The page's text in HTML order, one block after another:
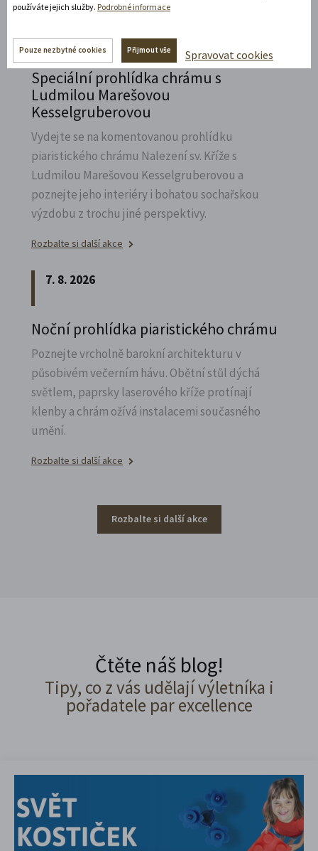
Speciální prohlídka chrámu s
Ludmilou Marešovou
Kesselgruberovou
Vydejte se na komentovanou prohlídku
piaristického chrámu Nalezení sv. Kříže s
Ludmilou Marešovou Kesselgruberovou a
poznejte jeho interiéry i bohatou sochařskou
výzdobu z trochu jiné perspektivy.
Rozbalte si další akce
7. 8. 2026
Noční prohlídka piaristického chrámu
Poznejte vrcholně barokní architekturu v
působivém večerním hávu. Obětní stůl dýchá
světlem, paprsky laserového kříže protínají
klenby a chrám ožívá instalacemi současného
umění.
Rozbalte si další akce
Rozbalte si další akce
Čtěte náš blog!
Tipy, co z vás udělají výletníka i
pořadatele par excellence
používáte jejich služby. Podrobné informace
Pouze nezbytné cookies Přijmout vše Spravovat cookies